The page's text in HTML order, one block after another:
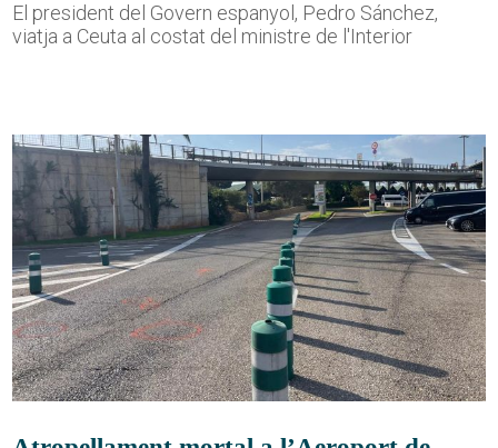
El president del Govern espanyol, Pedro Sánchez,
viatja a Ceuta al costat del ministre de l'Interior